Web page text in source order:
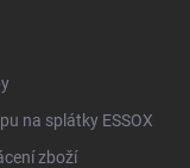
na splátky ESSOX
zboží